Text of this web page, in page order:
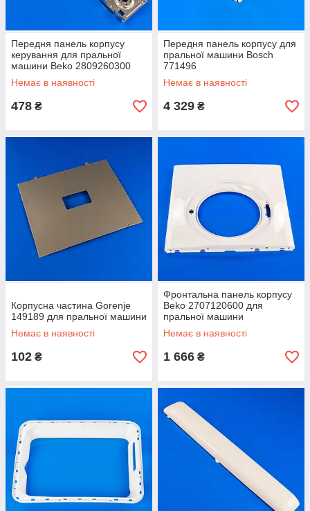
Передня панель корпусу
керування для пральної
машини Beko 2809260300
Немає в наявності
478 ₴
Передня панель корпусу для
пральної машини Bosch
771496
Немає в наявності
4 329 ₴
Корпусна частина Gorenje
149189 для пральної машини
Немає в наявності
102 ₴
Фронтальна панель корпусу
Beko 2707120600 для
пральної машини
Немає в наявності
1 666 ₴